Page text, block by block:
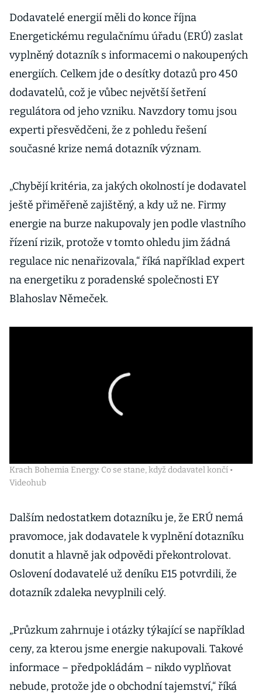
Dodavatelé energií měli do konce října
Energetickému regulačnímu úřadu (ERÚ) zaslat
vyplněný dotazník s informacemi o nakoupených
energiích. Celkem jde o desítky dotazů pro 450
dodavatelů, což je vůbec největší šetření
regulátora od jeho vzniku. Navzdory tomu jsou
experti přesvědčeni, že z pohledu řešení
současné krize nemá dotazník význam.
„Chybějí kritéria, za jakých okolností je dodavatel
ještě přiměřeně zajištěný, a kdy už ne. Firmy
energie na burze nakupovaly jen podle vlastního
řízení rizik, protože v tomto ohledu jim žádná
regulace nic nenařizovala,“ říká například expert
na energetiku z poradenské společnosti EY
Blahoslav Němeček.
Krach Bohemia Energy: Co se stane, když dodavatel končí •
Videohub
Dalším nedostatkem dotazníku je, že ERÚ nemá
pravomoce, jak dodavatele k vyplnění dotazníku
donutit a hlavně jak odpovědi překontrolovat.
Oslovení dodavatelé už deníku E15 potvrdili, že
dotazník zdaleka nevyplnili celý.
„Průzkum zahrnuje i otázky týkající se například
ceny, za kterou jsme energie nakupovali. Takové
informace – předpokládám – nikdo vyplňovat
nebude, protože jde o obchodní tajemství,“ říká